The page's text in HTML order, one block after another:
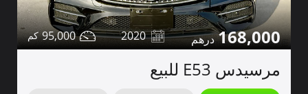
168,000
2020
95,000
مرسيدس E53 للبيع